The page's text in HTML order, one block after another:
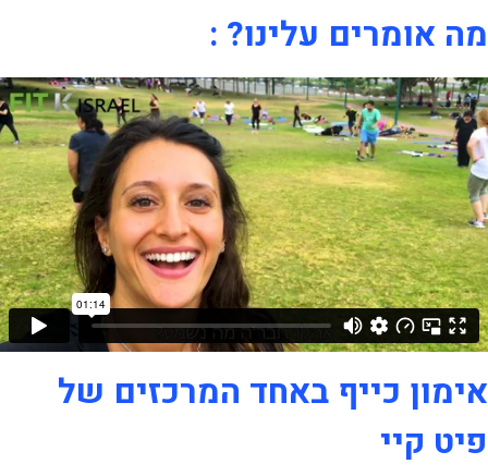
מה אומרים עלינו? :
אימון כייף באחד המרכזים של
פיט קיי